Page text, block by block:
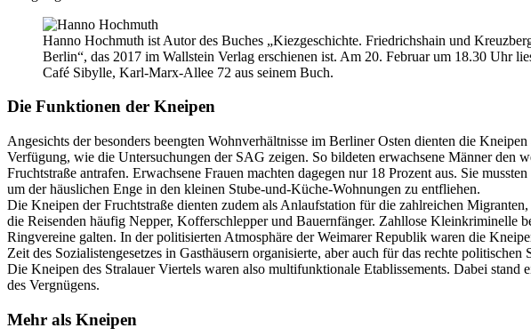
Hanno Hochmuth ist Autor des Buches „Kiezgeschichte. Friedrichshain und
Berlin“, das 2017 im Wallstein Verlag erschienen ist. Am 20. Februar um 18.30 Uhr
Café Sibylle, Karl-Marx-Allee 72 aus seinem Buch.
Die Funktionen der Kneipen
Angesichts der besonders beengten Wohnverhältnisse im Berliner Osten dienten die
Verfügung, wie die Untersuchungen der SAG zeigen. So bildeten erwachsene Männer den
Fruchtstraße antrafen. Erwachsene Frauen machten dagegen nur 18 Prozent aus. Sie
um der häuslichen Enge in den kleinen Stube-und-Küche-Wohnungen zu entfliehen.
Die Kneipen der Fruchtstraße dienten zudem als Anlaufstation für die zahlreichen
die Reisenden häufig Nepper, Kofferschlepper und Bauernfänger. Zahllose Kleinkriminelle
Ringvereine galten. In der politisierten Atmosphäre der Weimarer Republik waren die
Zeit des Sozialistengesetzes in Gasthäusern organisierte, aber auch für das rechte politischen
Die Kneipen des Stralauer Viertels waren also multifunktionale Etablissements. Dabei
des Vergnügens.
Mehr als Kneipen